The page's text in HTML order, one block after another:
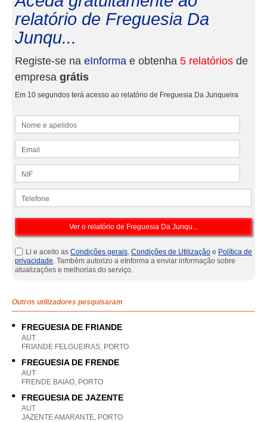
relatório de Freguesia Da
Junqu...
Registe-se na eInforma e obtenha 5 relatórios de
empresa grátis
Em 10 segundos terá acesso ao relatório de Freguesia Da Junqueira
Li e aceito as Condições gerais, Condições de Utilização e Política de
privacidade. Também autorizo a eInforma a enviar informação sobre
atualizações e melhorias do serviço.
Outros utilizadores pesquisaram
FREGUESIA DE FRIANDE
AUT
FRIANDE FELGUEIRAS, PORTO
FREGUESIA DE FRENDE
AUT
FRENDE BAIAO, PORTO
FREGUESIA DE JAZENTE
AUT
JAZENTE AMARANTE, PORTO